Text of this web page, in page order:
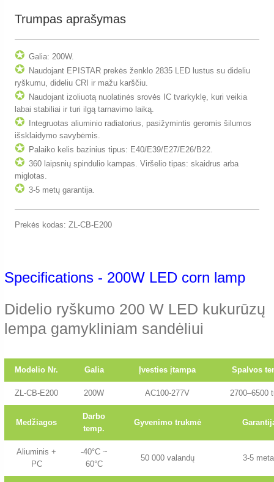
Trumpas aprašymas
✪ Galia: 200W.
✪ Naudojant EPISTAR prekės ženklo 2835 LED lustus su dideliu
ryškumu, dideliu CRI ir mažu karščiu.
✪ Naudojant izoliuotą nuolatinės srovės IC tvarkyklę, kuri veikia
labai stabiliai ir turi ilgą tarnavimo laiką.
✪ Integruotas aliuminio radiatorius, pasižymintis geromis šilumos
išsklaidymo savybėmis.
✪ Palaiko kelis bazinius tipus: E40/E39/E27/E26/B22.
✪ 360 laipsnių spindulio kampas. Viršelio tipas: skaidrus arba
miglotas.
✪ 3-5 metų garantija.
Prekės kodas: ZL-CB-E200
Specifications - 200W LED corn lamp
Didelio ryškumo 200 W LED kukurūzų
lempa gamykliniam sandėliui
Modelio Nr. Galia Įvesties įtampa Spalvos
ZL-CB-E200 200W AC100-277V 2700–6500
Medžiagos
Darbo
temp.
Gyvenimo trukmė
Aliuminis +
PC
-40°C ~
60°C
50 000 valandų 3-5